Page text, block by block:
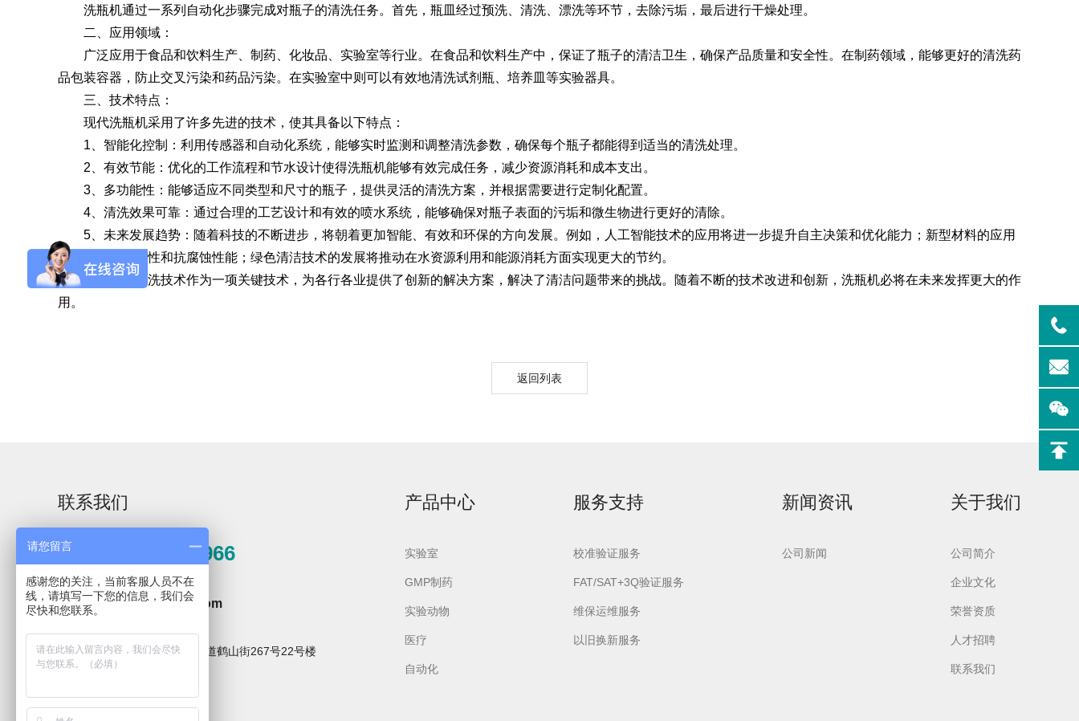
Moment-3/F3极智
版实验室洗瓶机
Moment-3/F3经典
版实验室洗瓶机
Moment-2/F2实验
室洗瓶机
G系列
Glory-3/F3极智版全
自动洗瓶机
Glory-3/F3经典版全
自动洗瓶机
Glory-2/F2实验室洗
瓶机
实验室洗瓶机
实验室洗瓶机
实验室洗瓶机
室洗瓶机
瓶机
机
F系列
GMP-400清洗机 GMP-600清洗机 GMP-800清洗机 GMP-1000清洗机 GMP-1200清洗机 GMP-1500清洗机
GMP-2000清洗机 GMP-2500清洗机
LA-A1饮水瓶清洗
机
LA-B1动物笼盒清
洗机
DNA器具专用清洗
消毒机Glory-A/FA
DNA器具专用清洗
消毒机Moment-
A/FA
SQ1000自动化清洗
工作站
洗瓶机通过一系列自动化步骤完成对瓶子的清洗任务。首先，瓶皿经过预洗、清洗、漂洗等环节，去除污垢，最后进行干燥处理。
二、应用领域：
广泛应用于食品和饮料生产、制药、化妆品、实验室等行业。在食品和饮料生产中，保证了瓶子的清洁卫生，确保产品质量和安全性。在制药领域，能够更好的清洗药
品包装容器，防止交叉污染和药品污染。在实验室中则可以有效地清洗试剂瓶、培养皿等实验器具。
三、技术特点：
现代洗瓶机采用了许多先进的技术，使其具备以下特点：
1、智能化控制：利用传感器和自动化系统，能够实时监测和调整清洗参数，确保每个瓶子都能得到适当的清洗处理。
2、有效节能：优化的工作流程和节水设计使得洗瓶机能够有效完成任务，减少资源消耗和成本支出。
3、多功能性：能够适应不同类型和尺寸的瓶子，提供灵活的清洗方案，并根据需要进行定制化配置。
4、清洗效果可靠：通过合理的工艺设计和有效的喷水系统，能够确保对瓶子表面的污垢和微生物进行更好的清除。
5、未来发展趋势：随着科技的不断进步，将朝着更加智能、有效和环保的方向发展。例如，人工智能技术的应用将进一步提升自主决策和优化能力；新型材料的应用
将增强洗其耐用性和抗腐蚀性能；绿色清洁技术的发展将推动在水资源利用和能源消耗方面实现更大的节约。
洗瓶机的清洗技术作为一项关键技术，为各行各业提供了创新的解决方案，解决了清洁问题带来的挑战。随着不断的技术改进和创新，洗瓶机必将在未来发挥更大的作
用。
返回列表
联系我们
0571-81389966
邮箱
hzxpz2014@163.com
地址
杭州市临安区青山湖街道鹤山街267号22号楼
产品中心
实验室
GMP制药
实验动物
医疗
自动化
服务支持
校准验证服务
FAT/SAT+3Q验证服务
维保运维服务
以旧换新服务
新闻资讯
公司新闻
关于我们
公司简介
企业文化
荣誉资质
人才招聘
联系我们
请您留言
感谢您的关注，当前客服人员不在
线，请填写一下您的信息，我们会
尽快和您联系。